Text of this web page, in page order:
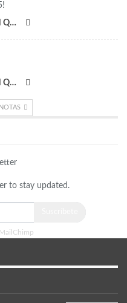
REDACCIÓN QRP
REDACCIÓN QRP
to stay updated.